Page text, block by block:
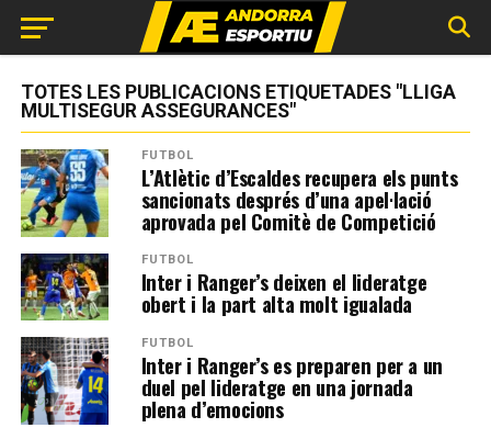
TOTES LES PUBLICACIONS ETIQUETADES "LLIGA
MULTISEGUR ASSEGURANCES"
FUTBOL
L’Atlètic d’Escaldes recupera els punts
sancionats després d’una apel·lació
aprovada pel Comitè de Competició
FUTBOL
Inter i Ranger’s deixen el lideratge
obert i la part alta molt igualada
FUTBOL
Inter i Ranger’s es preparen per a un
duel pel lideratge en una jornada
plena d’emocions